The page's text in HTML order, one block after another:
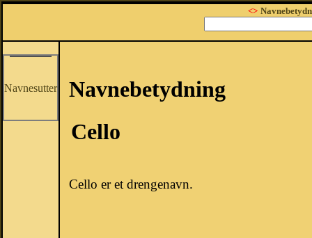
<>
Navnesutter
Navnebetydning
Cello
Cello er et drengenavn.